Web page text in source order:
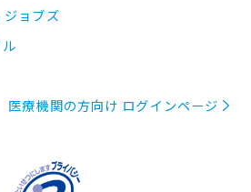
ジョブズ
医療機関の方向け ログインページ